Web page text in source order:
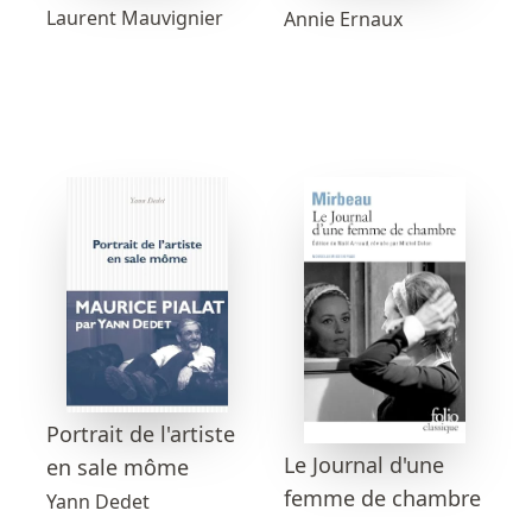
Laurent Mauvignier Annie Ernaux
Portrait de l'artiste
en sale môme
Yann Dedet
Le Journal d'une
femme de chambre